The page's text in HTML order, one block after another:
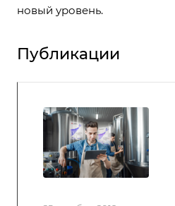
новый уровень.
Публикации